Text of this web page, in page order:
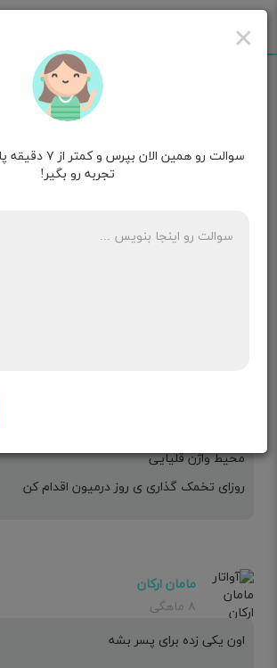
mahi قصد بارداری
محیط واژن قلیایی
روزای تخمک گذاری ی روز درمیون اقدام کن
مامان ارکان
۸ ماهگی
اون یکی زده برای پسر بشه
×
سوالت رو همین
تجربه رو بگیر!